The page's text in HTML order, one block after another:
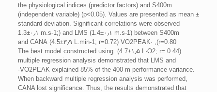
the physiological indices (predictor factors) and S400m
(independent variable) (p<0.05). Values are presented as mean ±
standard deviation. Significant correlations were observed
between S400m (1.4±۰٫۱ m.s-1) and LMS (1.3±۰٫۱ m.s-1;
r=0.80), ·VO2PEAK (4.5±۳٫۹ L.min-1; r=0.72) and CANA
(4.7±۱٫۵ L·O2; r= 0.44). The best model constructed using
multiple regression analysis demonstrated that LMS and
·VO2PEAK explained 85% of the 400 m performance variance.
When backward multiple regression analysis was performed,
CANA lost significance. Thus, the results demonstrated that